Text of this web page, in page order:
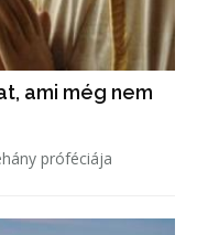
ami még nem
próféciája